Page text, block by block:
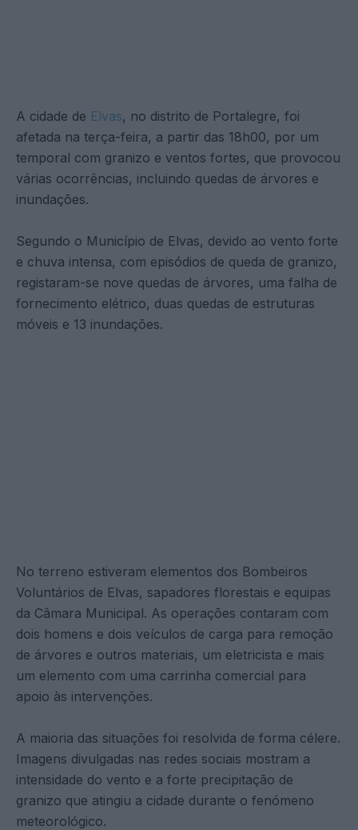
A cidade de Elvas, no distrito de Portalegre, foi
afetada na terça-feira, a partir das 18h00, por um
temporal com granizo e ventos fortes, que provocou
várias ocorrências, incluindo quedas de árvores e
inundações.
Segundo o Município de Elvas, devido ao vento forte
e chuva intensa, com episódios de queda de granizo,
registaram-se nove quedas de árvores, uma falha de
fornecimento elétrico, duas quedas de estruturas
móveis e 13 inundações.
No terreno estiveram elementos dos Bombeiros
Voluntários de Elvas, sapadores florestais e equipas
da Câmara Municipal. As operações contaram com
dois homens e dois veículos de carga para remoção
de árvores e outros materiais, um eletricista e mais
um elemento com uma carrinha comercial para
apoio às intervenções.
A maioria das situações foi resolvida de forma célere.
Imagens divulgadas nas redes sociais mostram a
intensidade do vento e a forte precipitação de
granizo que atingiu a cidade durante o fenómeno
meteorológico.